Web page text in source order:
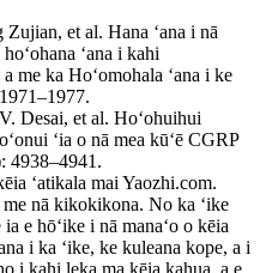
et al. Hana ʻana i nā
ʻana i kahi
me ka Hoʻomohala ʻana i ke
Desai, et al. Hoʻohuihui
ʻia o nā mea kūʻē CGRP
4938–4941.
ʻatikala mai Yaozhi.com.
me nā kikokikona. No ka ʻike
e hōʻike i nā manaʻo o kēia
i ka ʻike, ke kuleana kope, a i
i kahi leka ma kēia kahua, a e